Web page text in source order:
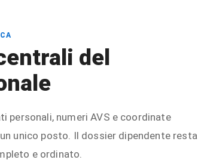
del
personali, numeri AVS e coordinate
unico posto. Il dossier dipendente resta
e ordinato.